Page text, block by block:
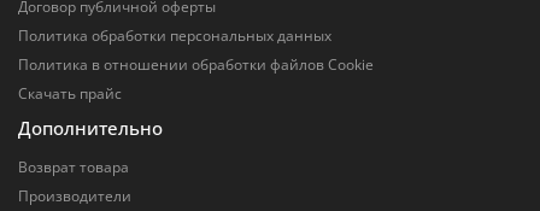
Договор публичной оферты
Политика обработки персональных данных
Политика в отношении обработки файлов Cookie
Скачать прайс
Дополнительно
Возврат товара
Производители